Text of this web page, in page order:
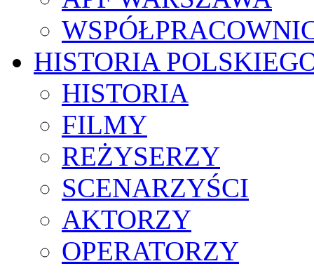
HISTORIA
HISTORIA
FILMY
REŻYSERZY
SCENARZYŚCI
AKTORZY
OPERATORZY